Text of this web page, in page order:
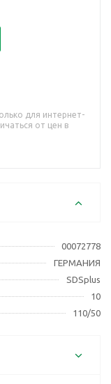
для интернет-
от цен в
00072778
ГЕРМАНИЯ
SDSplus
10
110/50